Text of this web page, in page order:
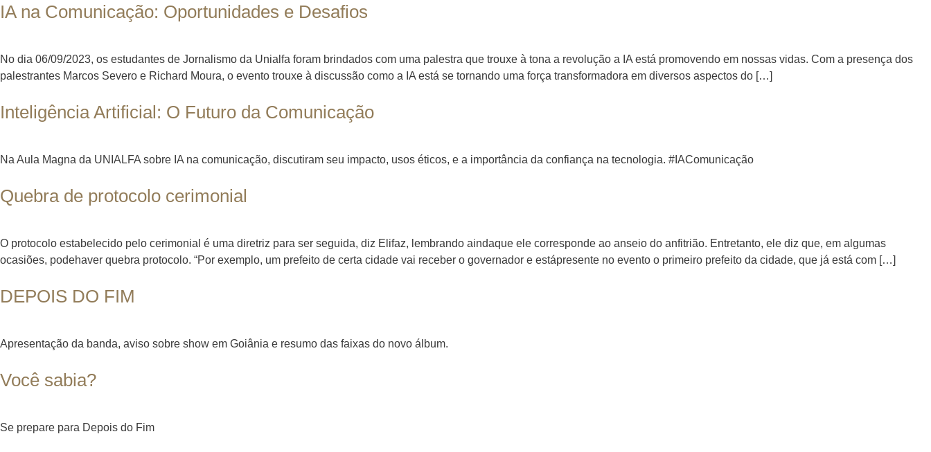
IA na Comunicação: Oportunidades e Desafios
No dia 06/09/2023, os estudantes de Jornalismo da Unialfa foram brindados com uma palestra que trouxe à tona a revolução a IA está promovendo em nossas vidas. Com a presença dos
palestrantes Marcos Severo e Richard Moura, o evento trouxe à discussão como a IA está se tornando uma força transformadora em diversos aspectos do […]
Inteligência Artificial: O Futuro da Comunicação
Na Aula Magna da UNIALFA sobre IA na comunicação, discutiram seu impacto, usos éticos, e a importância da confiança na tecnologia. #IAComunicação
Quebra de protocolo cerimonial
O protocolo estabelecido pelo cerimonial é uma diretriz para ser seguida, diz Elifaz, lembrando aindaque ele corresponde ao anseio do anfitrião. Entretanto, ele diz que, em algumas
ocasiões, podehaver quebra protocolo. “Por exemplo, um prefeito de certa cidade vai receber o governador e estápresente no evento o primeiro prefeito da cidade, que já está com […]
DEPOIS DO FIM
Apresentação da banda, aviso sobre show em Goiânia e resumo das faixas do novo álbum.
Você sabia?
Se prepare para Depois do Fim